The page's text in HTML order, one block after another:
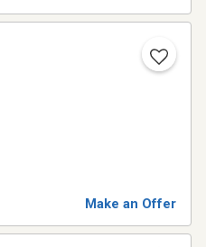
Make an Offer